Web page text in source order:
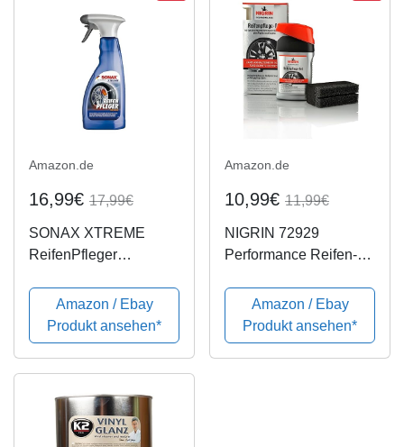
Amazon.de
16,99€ 17,99€
SONAX XTREME
ReifenPfleger
intensive Reifen- und
Gummipflege für
dauerhaften Schutz |
Art-Nr. 02562410
Amazon / Ebay
Produkt ansehen*
Amazon.de
10,99€ 11,99€
NIGRIN 72929
Performance Reifen-
Amazon / Ebay
Produkt ansehen*